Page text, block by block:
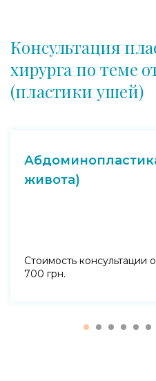
Консультация
хирурга по теме
(пластики ушей)
живота)
Стоимость консультации
700 грн.